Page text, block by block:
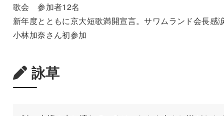
歌会 参加者12名
新年度とともに京大短歌満開宣言。サワムランド会長感
小林加奈さん初参加
詠草